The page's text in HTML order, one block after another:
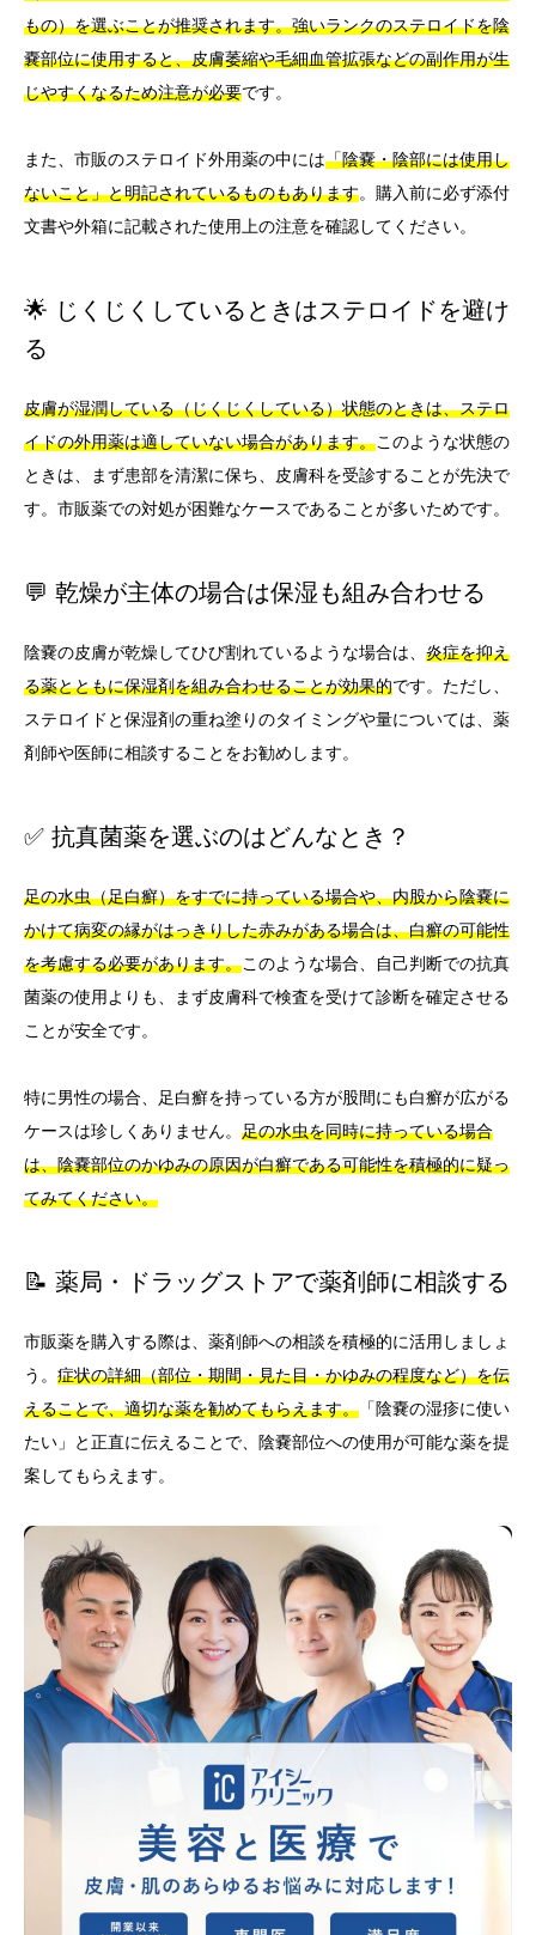
もの）を選ぶことが推奨されます。強いランクのステロイドを陰
嚢部位に使用すると、皮膚萎縮や毛細血管拡張などの副作用が生
じやすくなるため注意が必要です。
また、市販のステロイド外用薬の中には「陰嚢・陰部には使用し
ないこと」と明記されているものもあります。購入前に必ず添付
文書や外箱に記載された使用上の注意を確認してください。
🌟 じくじくしているときはステロイドを避け
る
皮膚が湿潤している（じくじくしている）状態のときは、ステロ
イドの外用薬は適していない場合があります。このような状態の
ときは、まず患部を清潔に保ち、皮膚科を受診することが先決で
す。市販薬での対処が困難なケースであることが多いためです。
💬 乾燥が主体の場合は保湿も組み合わせる
陰嚢の皮膚が乾燥してひび割れているような場合は、 炎症を抑え
る薬とともに保湿剤を組み合わせることが効果的です。ただし、
ステロイドと保湿剤の重ね塗りのタイミングや量については、薬
剤師や医師に相談することをお勧めします。
✅ 抗真菌薬を選ぶのはどんなとき？
足の水虫（足白癬）をすでに持っている場合や、内股から陰嚢に
かけて病変の縁がはっきりした赤みがある場合は、白癬の可能性
を考慮する必要があります。このような場合、自己判断での抗真
菌薬の使用よりも、まず皮膚科で検査を受けて診断を確定させる
ことが安全です。
特に男性の場合、足白癬を持っている方が股間にも白癬が広がる
ケースは珍しくありません。 足の水虫を同時に持っている場合
は、陰嚢部位のかゆみの原因が白癬である可能性を積極的に疑っ
てみてください。
📝 薬局・ドラッグストアで薬剤師に相談する
市販薬を購入する際は、薬剤師への相談を積極的に活用しましょ
う。 症状の詳細（部位・期間・見た目・かゆみの程度など）を伝
えることで、適切な薬を勧めてもらえます。 「陰嚢の湿疹に使い
たい」と正直に伝えることで、陰嚢部位への使用が可能な薬を提
案してもらえます。